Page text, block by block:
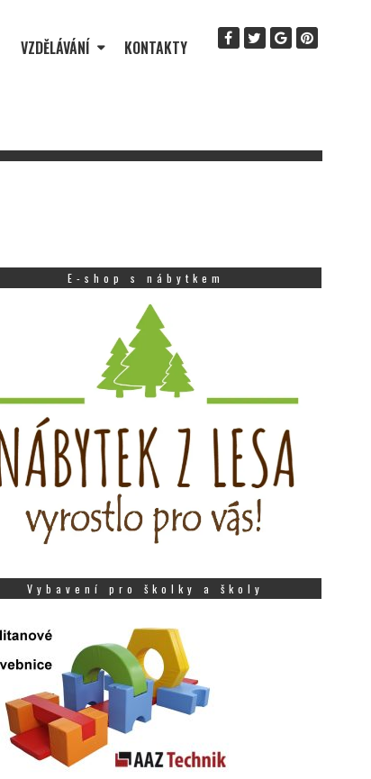
VZDĚLÁVÁNÍ KONTAKTY
E-shop s nábytkem
Vybavení pro školky a školy